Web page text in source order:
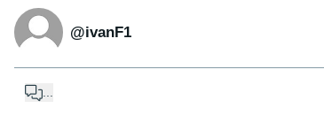
@ivanF1
...